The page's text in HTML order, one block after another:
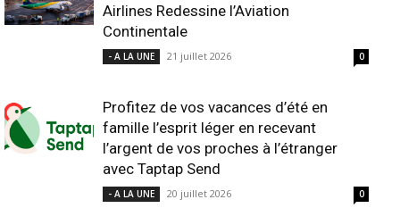
Airlines Redessine l’Aviation
Continentale
- A LA UNE 21 juillet 2026 0
Profitez de vos vacances d’été en
famille l’esprit léger en recevant
l’argent de vos proches à l’étranger
avec Taptap Send
- A LA UNE 20 juillet 2026 0